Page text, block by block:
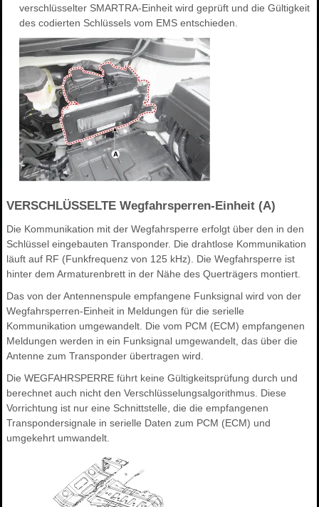
verschlüsselter SMARTRA-Einheit wird geprüft und die Gültigkeit
des codierten Schlüssels vom EMS entschieden.
VERSCHLÜSSELTE Wegfahrsperren-Einheit (A)
Die Kommunikation mit der Wegfahrsperre erfolgt über den in den
Schlüssel eingebauten Transponder. Die drahtlose Kommunikation
läuft auf RF (Funkfrequenz von 125 kHz). Die Wegfahrsperre ist
hinter dem Armaturenbrett in der Nähe des Querträgers montiert.
Das von der Antennenspule empfangene Funksignal wird von der
Wegfahrsperren-Einheit in Meldungen für die serielle
Kommunikation umgewandelt. Die vom PCM (ECM) empfangenen
Meldungen werden in ein Funksignal umgewandelt, das über die
Antenne zum Transponder übertragen wird.
Die WEGFAHRSPERRE führt keine Gültigkeitsprüfung durch und
berechnet auch nicht den Verschlüsselungsalgorithmus. Diese
Vorrichtung ist nur eine Schnittstelle, die die empfangenen
Transpondersignale in serielle Daten zum PCM (ECM) und
umgekehrt umwandelt.